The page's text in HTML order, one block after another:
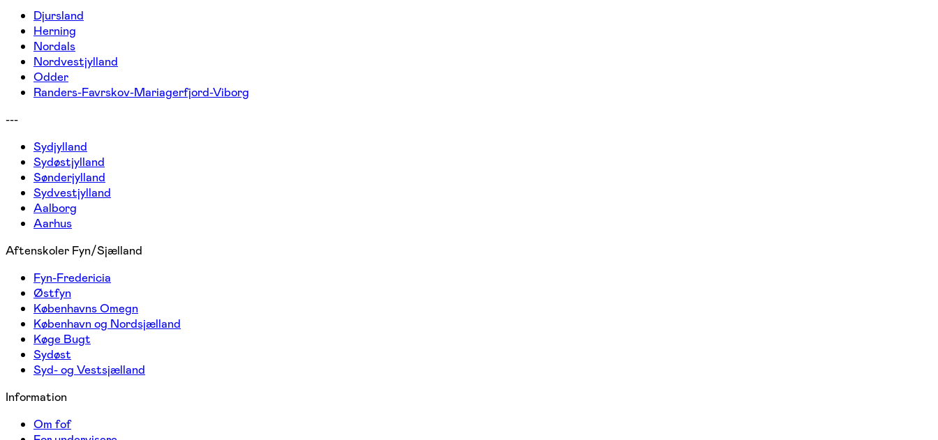
Djursland
Herning
Nordals
Nordvestjylland
Odder
Randers-Favrskov-Mariagerfjord-Viborg
---
Sydjylland
Sydøstjylland
Sønderjylland
Sydvestjylland
Aalborg
Aarhus
Aftenskoler Fyn/Sjælland
Fyn-Fredericia
Østfyn
Københavns Omegn
København og Nordsjælland
Køge Bugt
Sydøst
Syd- og Vestsjælland
Information
Om fof